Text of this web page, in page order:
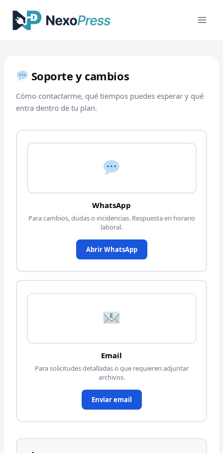
contenido
Soporte y cambios
Cómo contactarme, qué tiempos puedes esperar y qué
entra dentro de tu plan.
WhatsApp
Para cambios, dudas o incidencias. Respuesta en horario
laboral.
Abrir WhatsApp
Email
Para solicitudes detalladas o que requieren adjuntar
archivos.
Enviar email